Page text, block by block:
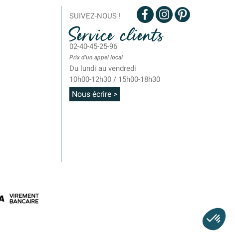
SUIVEZ-NOUS !
Service clients
02-40-45-25-96
Prix d'un appel local
Du lundi au vendredi
10h00-12h30 / 15h00-18h30
Nous écrire >